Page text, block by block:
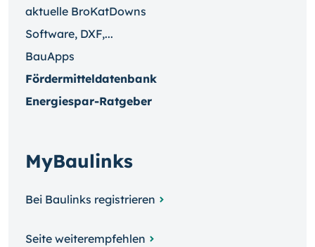
aktuelle BroKatDowns
Software, DXF,...
BauApps
Fördermitteldatenbank
Energiespar-Ratgeber
MyBaulinks
Bei Baulinks registrieren
Seite weiterempfehlen